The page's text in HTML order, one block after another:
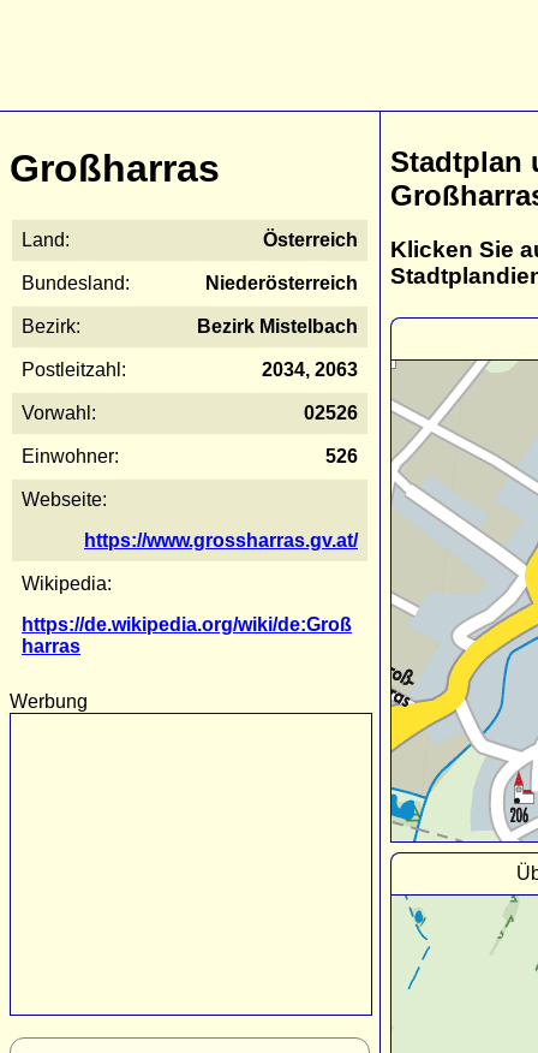
Großharras
Land: Österreich
Bundesland: Niederösterreich
Bezirk: Bezirk Mistelbach
Postleitzahl: 2034, 2063
Vorwahl: 02526
Einwohner: 526
Webseite:
https://www.grossharras.gv.at/
Wikipedia:
https://de.wikipedia.org/wiki/de:Groß
harras
Werbung
Stadtplan
Klicken Sie